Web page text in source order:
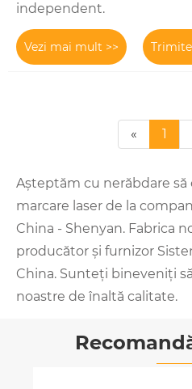
independent.
Vezi mai mult >>
« 1
Așteptăm cu nerăbdare
marcare laser de la
China - Shenyan. Fabrica
producător și furnizor
China. Sunteți bineveniți
noastre de înaltă calitate.